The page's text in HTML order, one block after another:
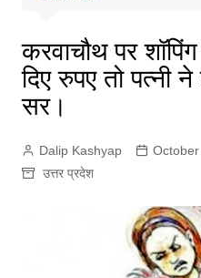
करवाचौथ पर
दिए रुपए तो पत्नी
सर।
Dalip Kashyap
उत्तर प्रदेश